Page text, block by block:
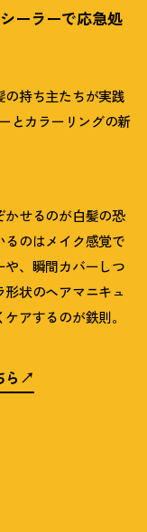
ーラーで応急処
持ち主たちが実践
とカラーリングの新
かせるのが白髪の恐
のはメイク感覚で
、瞬間カバーしつ
状のヘアマニキュ
アするのが鉄則。